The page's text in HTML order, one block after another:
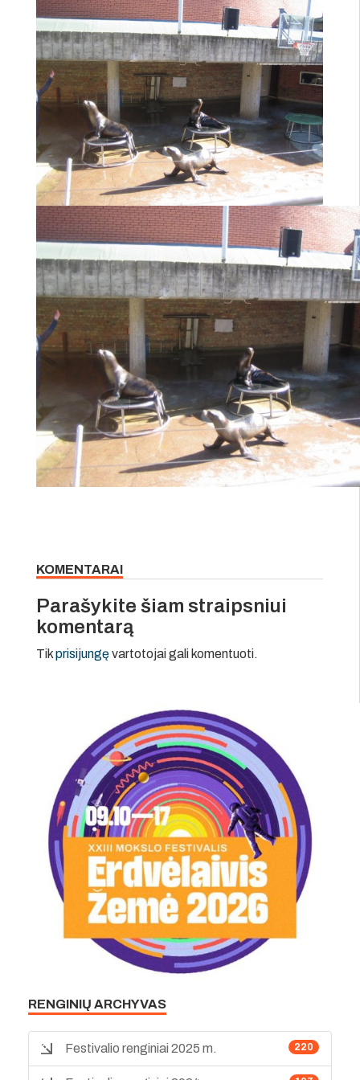
KOMENTARAI
Parašykite šiam straipsniui
komentarą
Tikprisijungęvartotojai gali komentuoti.
RENGINIŲ ARCHYVAS
220
Festivalio renginiai 2025 m.